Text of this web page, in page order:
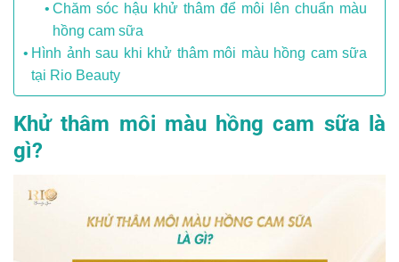
Chăm sóc hậu khử thâm để môi lên chuẩn màu
hồng cam sữa
Hình ảnh sau khi khử thâm môi màu hồng cam sữa
tại Rio Beauty
Khử thâm môi màu hồng cam sữa là
gì?